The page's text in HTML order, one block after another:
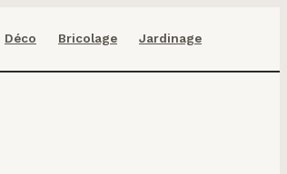
Déco Bricolage Jardinage